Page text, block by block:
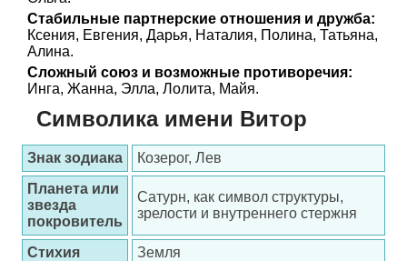
Стабильные партнерские отношения и дружба:
Ксения, Евгения, Дарья, Наталия, Полина, Татьяна,
Алина.
Сложный союз и возможные противоречия:
Инга, Жанна, Элла, Лолита, Майя.
Символика имени Витор
Знак зодиака
Козерог, Лев
Планета или
звезда
покровитель
Сатурн, как символ структуры,
зрелости и внутреннего стержня
Стихия
Земля